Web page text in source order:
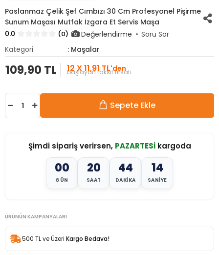
Paslanmaz Çelik Şef Cımbızı 30 Cm Profesyonel Pişirme
Sunum Maşası Mutfak Izgara Et Servis Maşa
0.0
(0) Değerlendirme
Soru Sor
Kategori
: Maşalar
109,90 TL 12 X 11,91 TL'den
başlayan taksit fırsatı
Sepete Ekle
Şimdi sipariş verirsen, PAZARTESİkargoda
00
GÜN
20
SAAT
44
DAKIKA
13
SANIYE
ÜRÜNÜN KAMPANYALARI
500 TL ve Üzeri Kargo Bedava!